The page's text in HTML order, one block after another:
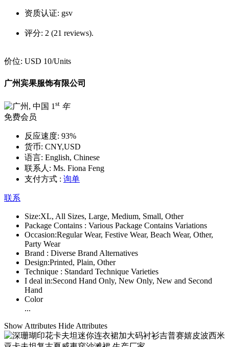
资质认证: gsv
评分: 2 (21 reviews).
价位: USD 10/Units
广州宾果服饰有限公司
1 st 年
免费会员
反应速度: 93%
货币: CNY,USD
语言: English, Chinese
联系人: Ms. Fiona Feng
支付方式 : 询单
联系
Size:XL, All Sizes, Large, Medium, Small, Other
Package Contains : Various Package Contains Variations
Occasion:Regular Wear, Festive Wear, Beach Wear, Other,
Party Wear
Brand : Diverse Brand Alternatives
Design:Printed, Plain, Other
Technique : Standard Technique Varieties
I deal in:Second Hand Only, New Only, New and Second
Hand
Color
...
Show Attributes Hide Attributes